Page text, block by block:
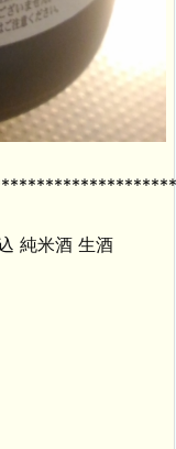
純米酒 生酒